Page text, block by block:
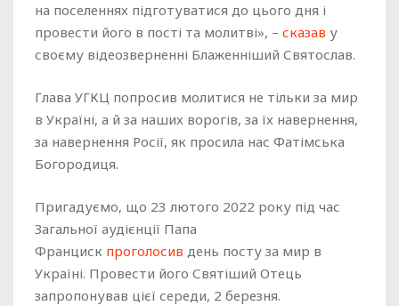
на поселеннях підготуватися до цього дня і
провести його в пості та молитві», – сказав у
своєму відеозверненні Блаженніший Святослав.
Глава УГКЦ попросив молитися не тільки за мир
в Україні, а й за наших ворогів, за їх навернення,
за навернення Росії, як просила нас Фатімська
Богородиця.
Пригадуємо, що 23 лютого 2022 року під час
Загальної аудієнції Папа
Франциск проголосив день посту за мир в
Україні. Провести його Святіший Отець
запропонував цієї середи, 2 березня.